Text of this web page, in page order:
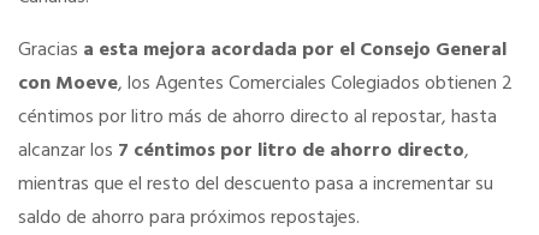
Curso de Acceso
Portal de Empleo Internacional
Formación Gratuita
Gracias a esta mejora acordada por el Consejo General
con Moeve, los Agentes Comerciales Colegiados obtienen 2
céntimos por litro más de ahorro directo al repostar, hasta
alcanzar los 7 céntimos por litro de ahorro directo,
mientras que el resto del descuento pasa a incrementar su
saldo de ahorro para próximos repostajes.